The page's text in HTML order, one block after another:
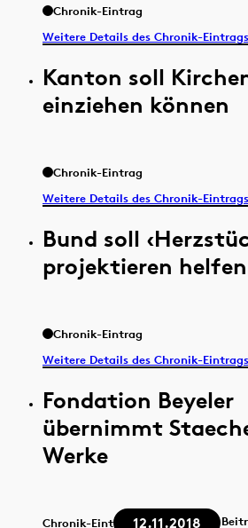
Chronik-Eintrag
Weitere Details des Chronik-
Kanton soll
einziehen können
Chronik-Eintrag
Weitere Details des Chronik-
Bund soll
projektieren helfen
Chronik-Eintrag
Weitere Details des Chronik-
Fondation Beyeler
übernimmt
Werke
Chronik-Eintrag 12.11.2018